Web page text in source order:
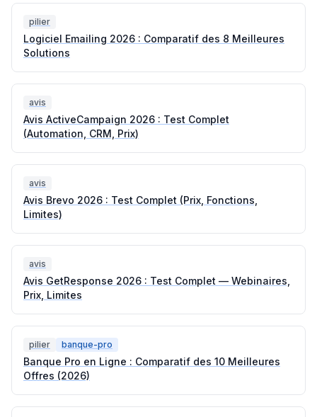
pilier
Logiciel Emailing 2026 : Comparatif des 8 Meilleures
Solutions
avis
Avis ActiveCampaign 2026 : Test Complet
(Automation, CRM, Prix)
avis
Avis Brevo 2026 : Test Complet (Prix, Fonctions,
Limites)
avis
Avis GetResponse 2026 : Test Complet — Webinaires,
Prix, Limites
pilier banque-pro
Banque Pro en Ligne : Comparatif des 10 Meilleures
Offres (2026)